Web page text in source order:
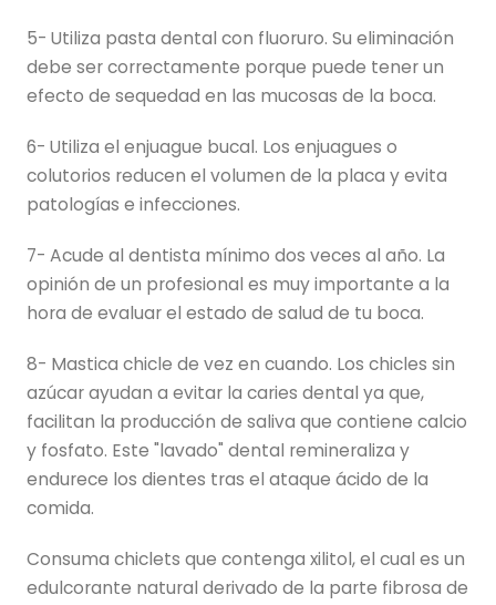
5- Utiliza pasta dental con fluoruro. Su eliminación
debe ser correctamente porque puede tener un
efecto de sequedad en las mucosas de la boca.
6- Utiliza el enjuague bucal. Los enjuagues o
colutorios reducen el volumen de la placa y evita
patologías e infecciones.
7- Acude al dentista mínimo dos veces al año. La
opinión de un profesional es muy importante a la
hora de evaluar el estado de salud de tu boca.
8- Mastica chicle de vez en cuando. Los chicles sin
azúcar ayudan a evitar la caries dental ya que,
facilitan la producción de saliva que contiene calcio
y fosfato. Este "lavado" dental remineraliza y
endurece los dientes tras el ataque ácido de la
comida.
Consuma chiclets que contenga xilitol, el cual es un
edulcorante natural derivado de la parte fibrosa de